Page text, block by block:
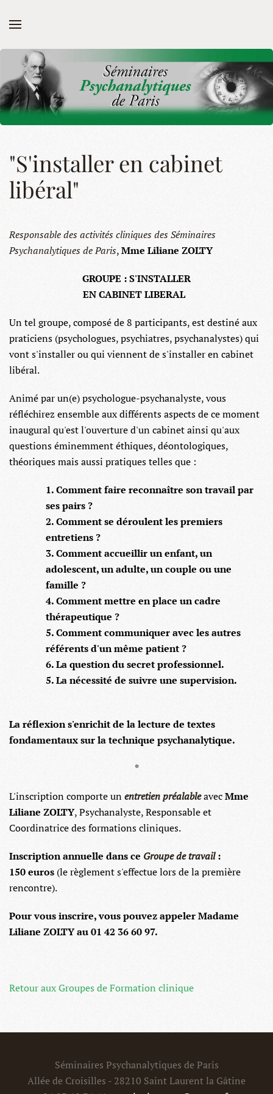
"S'installer en cabinet
libéral"
Responsable des activités cliniques des Séminaires
Psychanalytiques de Paris,Mme Liliane ZOLTY
GROUPE : S'INSTALLER
EN CABINET LIBERAL
Un tel groupe, composé de 8 participants, est destiné aux
praticiens (psychologues, psychiatres, psychanalystes) qui
vont s'installer ou qui viennent de s'installer en cabinet
libéral.
Animé par un(e) psychologue-psychanalyste, vous
réfléchirez ensemble aux différents aspects de ce moment
inaugural qu'est l'ouverture d'un cabinet ainsi qu'aux
questions éminemment éthiques, déontologiques,
théoriques mais aussi pratiques telles que :
1. Comment faire reconnaître son travail par
ses pairs ?
2. Comment se déroulent les premiers
entretiens ?
3. Comment accueillir un enfant, un
adolescent, un adulte, un couple ou une
famille ?
4. Comment mettre en place un cadre
thérapeutique ?
5. Comment communiquer avec les autres
référents d'un même patient ?
6. La question du secret professionnel.
5. La nécessité de suivre une supervision.
La réflexion s'enrichit de la lecture de textes
fondamentaux sur la technique psychanalytique.
*
L'inscription comporte unentretien préalableavecMme
Liliane ZOLTY, Psychanalyste, Responsable et
Coordinatrice des formations cliniques.
Inscription annuelle dans ce Groupe de travail:
150 euros (le règlement s'effectue lors de la première
rencontre).
Pour vous inscrire, vous pouvez appeler Madame
Liliane ZOLTY au 01 42 36 60 97.
Retour aux Groupes de Formation clinique
Séminaires Psychanalytiques de Paris
Allée de Croisilles - 28210 Saint Laurent la Gâtine